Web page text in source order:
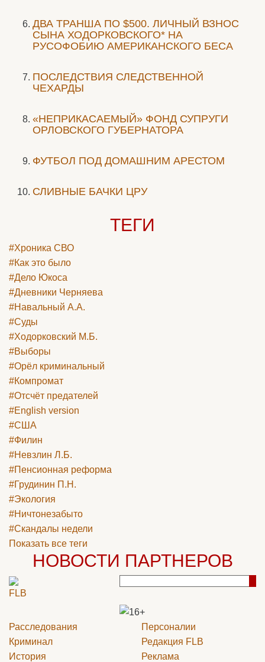
ДВА ТРАНША ПО $500. ЛИЧНЫЙ ВЗНОС
СЫНА ХОДОРКОВСКОГО* НА
РУСОФОБИЮ АМЕРИКАНСКОГО БЕСА
ПОСЛЕДСТВИЯ СЛЕДСТВЕННОЙ
ЧЕХАРДЫ
«НЕПРИКАСАЕМЫЙ» ФОНД СУПРУГИ
ОРЛОВСКОГО ГУБЕРНАТОРА
ФУТБОЛ ПОД ДОМАШНИМ АРЕСТОМ
СЛИВНЫЕ БАЧКИ ЦРУ
ТЕГИ
#Хроника СВО
#Как это было
#Дело Юкоса
#Дневники Черняева
#Навальный А.А.
#Суды
#Ходорковский М.Б.
#Выборы
#Орёл криминальный
#Компромат
#Отсчёт предателей
#English version
#США
#Филин
#Невзлин Л.Б.
#Пенсионная реформа
#Грудинин П.Н.
#Экология
#Ничтонезабыто
#Скандалы недели
Показать все теги
НОВОСТИ ПАРТНЕРОВ
Расследования
Криминал
История
Персоналии
Редакция FLB
Реклама